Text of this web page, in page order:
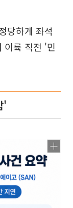
당하게 좌석
이륙 직전 '민
'